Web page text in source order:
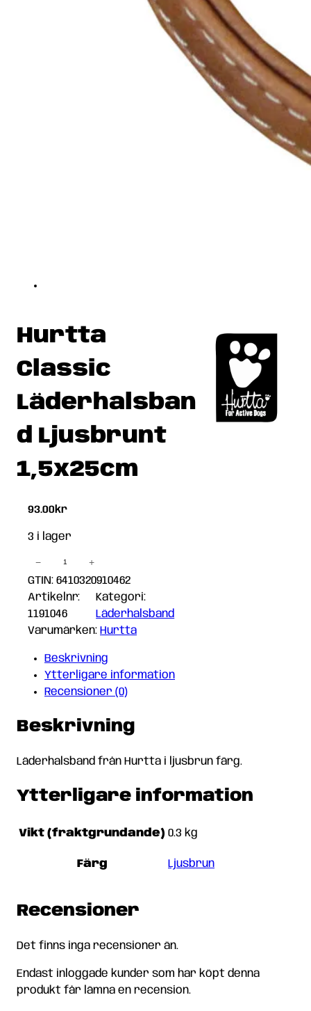
Hurtta
Classic
Läderhalsban
d Ljusbrunt
1,5x25cm
93.00kr
3 i lager
Hurtta
Classic
Läderhalsband
Ljusbrunt
1,5x25cm
− +
GTIN: 6410320910462
Artikelnr:
1191046
Kategori:
Läderhalsband
Varumärken: Hurtta
Beskrivning
Ytterligare information
Recensioner (0)
Beskrivning
Läderhalsband från Hurtta i ljusbrun färg.
Ytterligare information
Vikt (fraktgrundande) 0.3 kg
Färg Ljusbrun
Recensioner
Det finns inga recensioner än.
Endast inloggade kunder som har köpt denna
produkt får lämna en recension.